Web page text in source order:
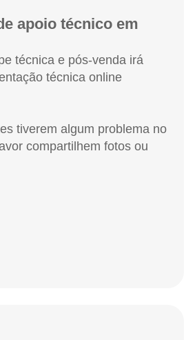
apoio técnico em
técnica e pós-venda irá
técnica online
tiverem algum problema no
compartilhem fotos ou